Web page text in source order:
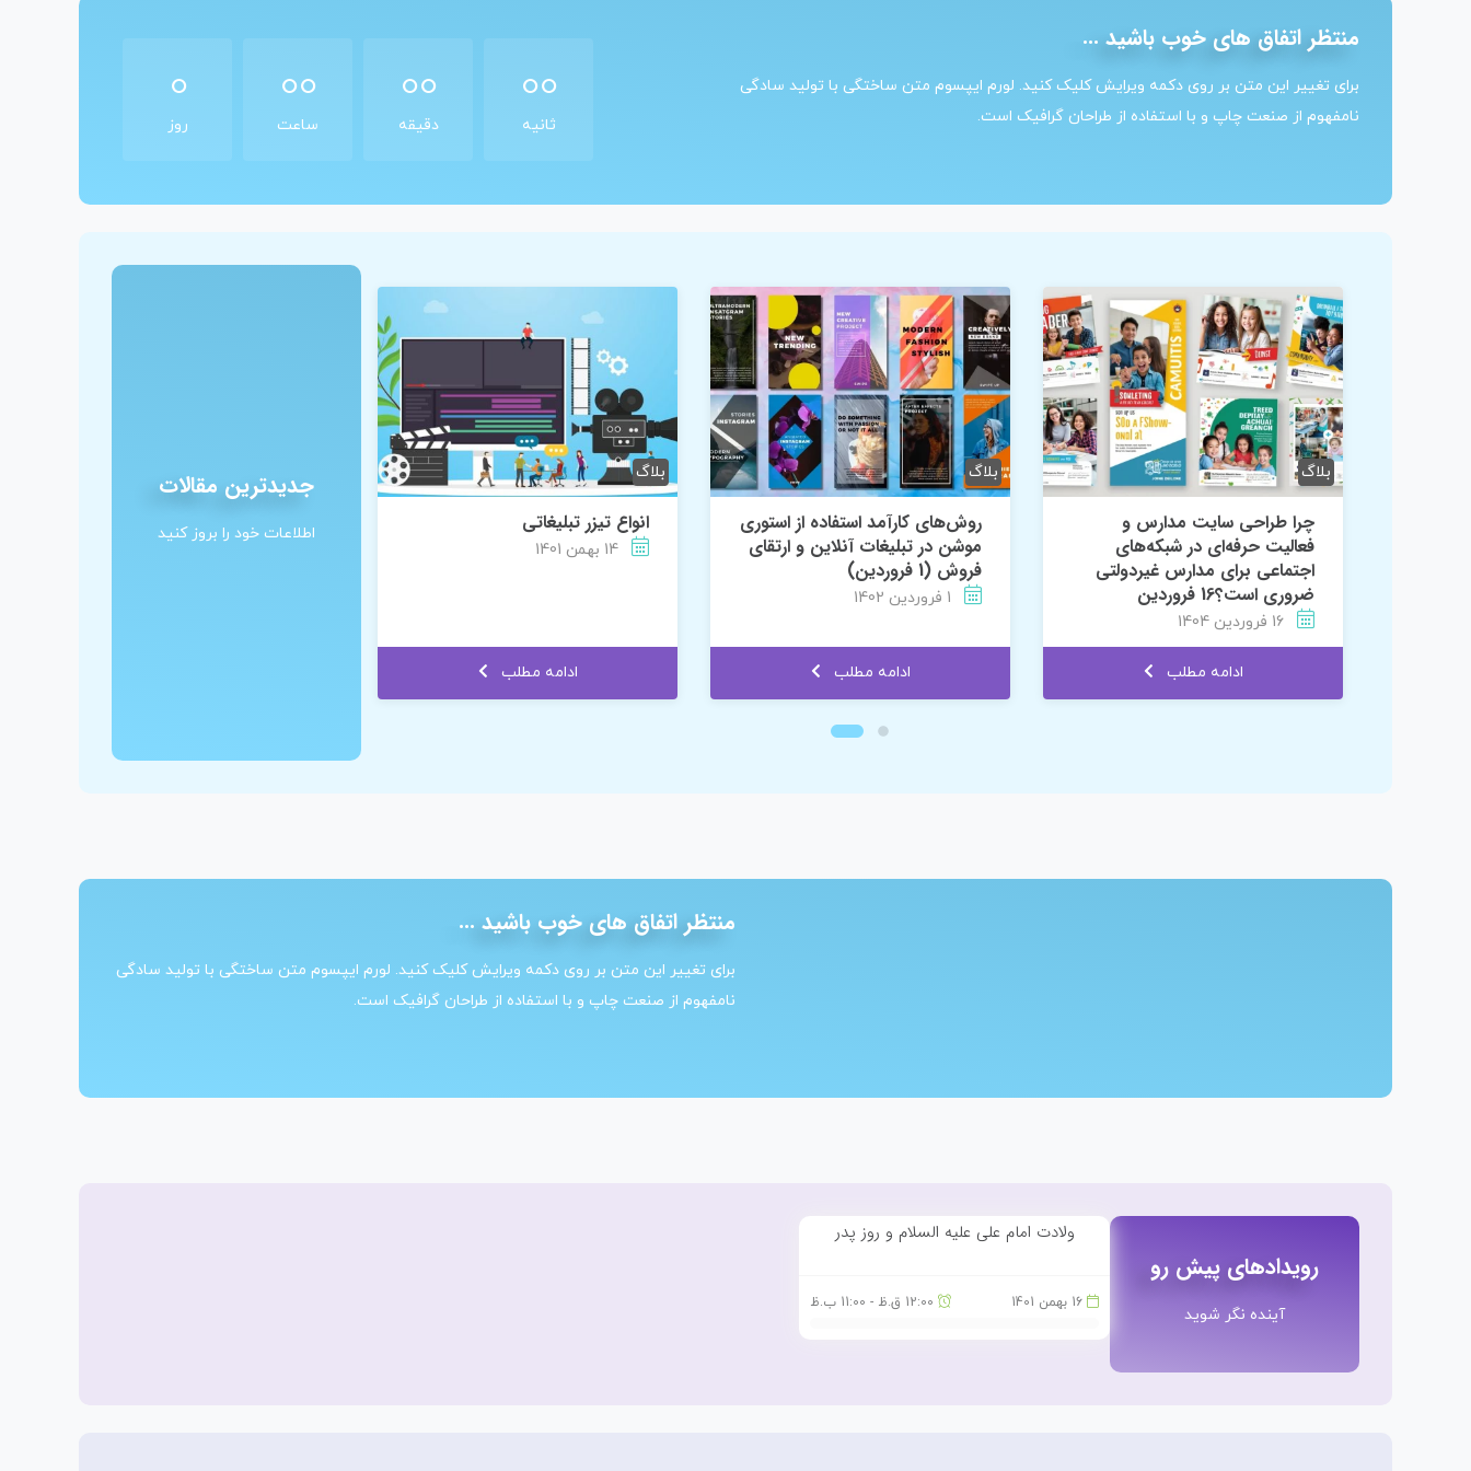
منتظر اتفاق های خوب باشید ...
برای تغییر این متن بر روی دکمه ویرایش کلیک کنید. لورم ایپسوم متن ساختگی با تولید سادگی
نامفهوم از صنعت چاپ و با استفاده از طراحان گرافیک است.
0
روز
00
ساعت
00
دقیقه
00
ثانیه
بلاگ
چرا طراحی سایت مدارس و
فعالیت حرفه‌ای در شبکه‌های
اجتماعی برای مدارس غیردولتی
ضروری است؟16 فروردین
ادامه مطلب
بلاگ
روش‌های کارآمد استفاده از استوری
موشن در تبلیغات آنلاین و ارتقای
فروش (1 فروردین)
ادامه مطلب
بلاگ
انواع تیزر تبلیغاتی
ادامه مطلب
جدیدترین مقالات
اطلاعات خود را بروز کنید
منتظر اتفاق های خوب باشید ...
برای تغییر این متن بر روی دکمه ویرایش کلیک کنید. لورم ایپسوم متن ساختگی با تولید سادگی
نامفهوم از صنعت چاپ و با استفاده از طراحان گرافیک است.
رویدادهای پیش رو
آینده نگر شوید
ولادت امام علی علیه السلام و روز پدر
16 بهمن 1401 12:00 ق.ظ - 11:00 ب.ظ